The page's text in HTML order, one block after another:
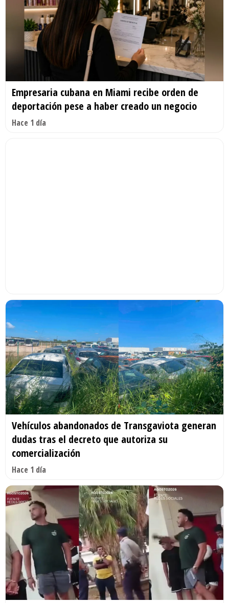
Empresaria cubana en Miami recibe orden de
deportación pese a haber creado un negocio
Hace 1 día
Vehículos abandonados de Transgaviota generan
dudas tras el decreto que autoriza su
comercialización
Hace 1 día